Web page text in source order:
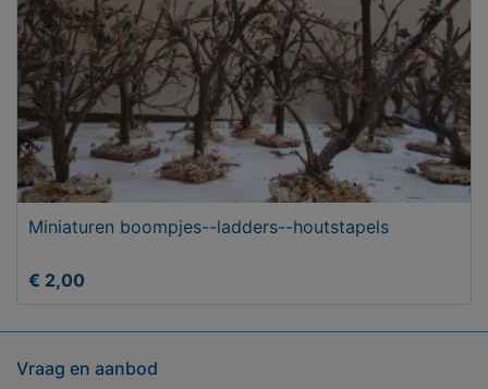
Miniaturen boompjes--ladders--houtstapels
€ 2,00
Vraag en aanbod